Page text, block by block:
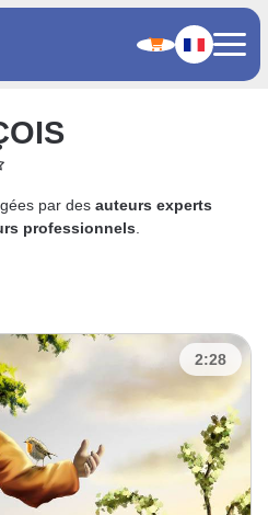
par des auteurs experts
professionnels
2:28